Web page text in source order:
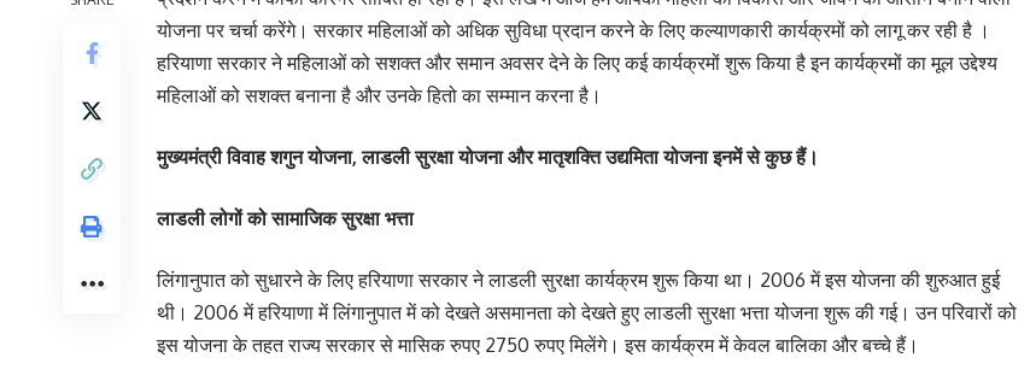
योजना पर चर्चा करेंगे। सरकार महिलाओं को अधिक सुविधा प्रदान करने के लिए कल्याणकारी कार्यक्रमों को लागू कर रही है ।
हरियाणा सरकार ने महिलाओं को सशक्त और समान अवसर देने के लिए कई कार्यक्रमों शुरू किया है इन कार्यक्रमों का मूल उद्देश्य
महिलाओं को सशक्त बनाना है और उनके हितो का सम्मान करना है।
मुख्यमंत्री विवाह शगुन योजना, लाडली सुरक्षा योजना और मातृशक्ति उद्यमिता योजना इनमें से कुछ हैं।
लाडली लोगों को सामाजिक सुरक्षा भत्ता
लिंगानुपात को सुधारने के लिए हरियाणा सरकार ने लाडली सुरक्षा कार्यक्रम शुरू किया था। 2006 में इस योजना की शुरुआत हुई
थी। 2006 में हरियाणा में लिंगानुपात में को देखते असमानता को देखते हुए लाडली सुरक्षा भत्ता योजना शुरू की गई। उन परिवारों को
इस योजना के तहत राज्य सरकार से मासिक रुपए 2750 रुपए मिलेंगे। इस कार्यक्रम में केवल बालिका और बच्चे हैं।